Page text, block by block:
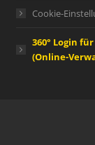
Cookie-
360° Login
(Online-